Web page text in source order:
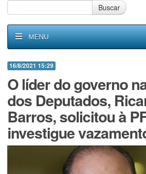
Buscar
MENU
16/8/2021 15:29
O líder do governo
dos Deputados,
Barros, solicitou à
investigue